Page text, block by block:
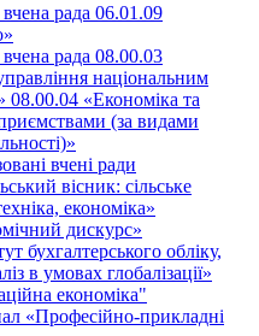
вчена рада 06.01.09
вчена рада 08.00.03
національним
08.00.04 «Економіка та
(за видами
вчені ради
вісник: сільське
економіка»
дискурс»
бухгалтерського обліку,
в умовах глобалізації»
економіка"
«Професійно-прикладні